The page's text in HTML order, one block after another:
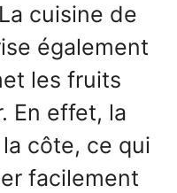
cuisine de
également
les fruits
En effet, la
côte, ce qui
facilement